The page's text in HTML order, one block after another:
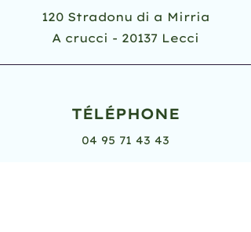
120 Stradonu di a Mirria
A crucci - 20137 Lecci
TÉLÉPHONE
04 95 71 43 43